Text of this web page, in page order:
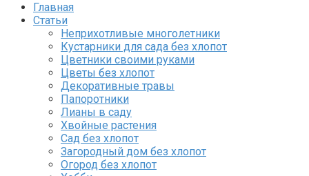
Главная
Статьи
Неприхотливые многолетники
Кустарники для сада без хлопот
Цветники своими руками
Цветы без хлопот
Декоративные травы
Папоротники
Лианы в саду
Хвойные растения
Сад без хлопот
Загородный дом без хлопот
Огород без хлопот